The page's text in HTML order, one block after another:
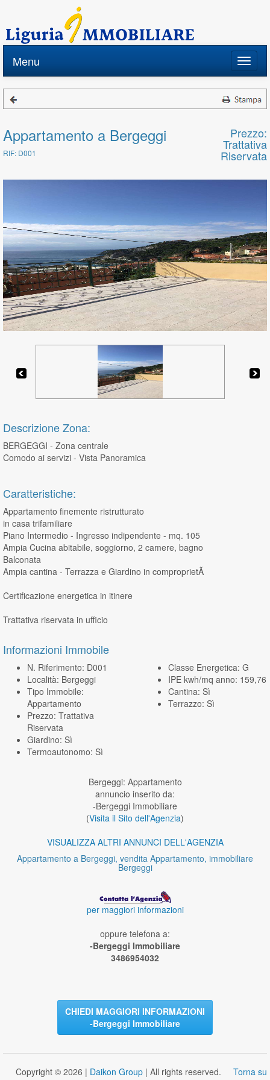
Toggle
Menu
Appartamento a Bergeggi
RIF: D001
Prezzo:
Trattativa
Riservata
Descrizione Zona:
BERGEGGI - Zona centrale
Comodo ai servizi - Vista Panoramica
Caratteristiche:
Appartamento finemente ristrutturato
in casa trifamiliare
Piano Intermedio - Ingresso indipendente - mq. 105
Ampia Cucina abitabile, soggiorno, 2 camere, bagno
Balconata
Ampia cantina - Terrazza e Giardino in comproprietÃ
Certificazione energetica in itinere
Trattativa riservata in ufficio
Informazioni Immobile
N. Riferimento: D001
Località: Bergeggi
Tipo Immobile:
Appartamento
Prezzo: Trattativa
Riservata
Giardino: Sì
Termoautonomo: Sì
Classe Energetica: G
IPE kwh/mq anno: 159,76
Cantina: Sì
Terrazzo: Sì
Bergeggi: Appartamento
annuncio inserito da:
-Bergeggi Immobiliare
(Visita il Sito dell'Agenzia)
VISUALIZZA ALTRI ANNUNCI DELL'AGENZIA
Appartamento a Bergeggi, vendita Appartamento, immobiliare
Bergeggi
per maggiori informazioni
oppure telefona a:
-Bergeggi Immobiliare
3486954032
CHIEDI MAGGIORI INFORMAZIONI
-Bergeggi Immobiliare
Torna su
Copyright © 2026 | Daikon Group| All rights reserved.